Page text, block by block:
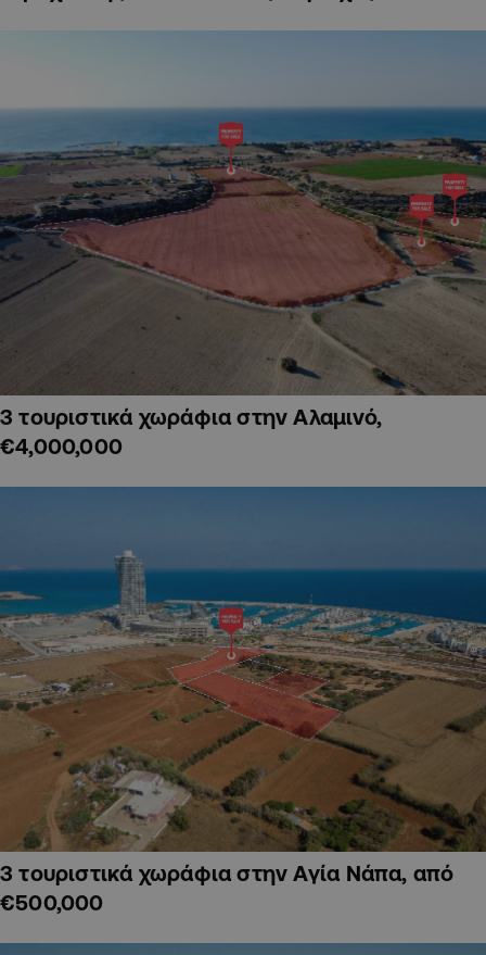
3 τουριστικά χωράφια στην Αλαμινό,
€4,000,000
3 τουριστικά χωράφια στην Αγία Νάπα, από
€500,000